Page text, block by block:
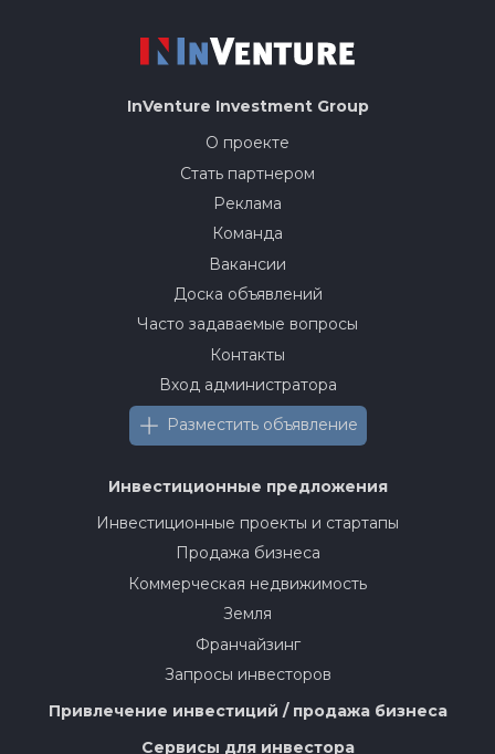
InVenture Investment Group
О проекте
Стать партнером
Реклама
Команда
Вакансии
Доска объявлений
Часто задаваемые вопросы
Контакты
Вход администратора
Разместить объявление
Инвестиционные предложения
Инвестиционные проекты и стартапы
Продажа бизнеса
Коммерческая недвижимость
Земля
Франчайзинг
Запросы инвесторов
Привлечение инвестиций / продажа бизнеса
Сервисы для инвестора